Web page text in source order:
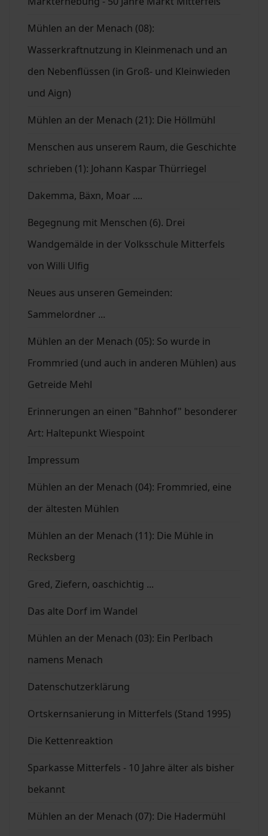
Mühlen an der Menach (08):
Wasserkraftnutzung in Kleinmenach und an
den Nebenflüssen (in Groß- und Kleinwieden
und Aign)
Mühlen an der Menach (21): Die Höllmühl
Menschen aus unserem Raum, die Geschichte
schrieben (1): Johann Kaspar Thürriegel
Dakemma, Bäxn, Moar ....
Begegnung mit Menschen (6). Drei
Wandgemälde in der Volksschule Mitterfels
von Willi Ulfig
Neues aus unseren Gemeinden:
Sammelordner ...
Mühlen an der Menach (05): So wurde in
Frommried (und auch in anderen Mühlen) aus
Getreide Mehl
Erinnerungen an einen "Bahnhof" besonderer
Art: Haltepunkt Wiespoint
Impressum
Mühlen an der Menach (04): Frommried, eine
der ältesten Mühlen
Mühlen an der Menach (11): Die Mühle in
Recksberg
Gred, Ziefern, oaschichtig ...
Das alte Dorf im Wandel
Mühlen an der Menach (03): Ein Perlbach
namens Menach
Datenschutzerklärung
Ortskernsanierung in Mitterfels (Stand 1995)
Die Kettenreaktion
Sparkasse Mitterfels - 10 Jahre älter als bisher
bekannt
Mühlen an der Menach (07): Die Hadermühl